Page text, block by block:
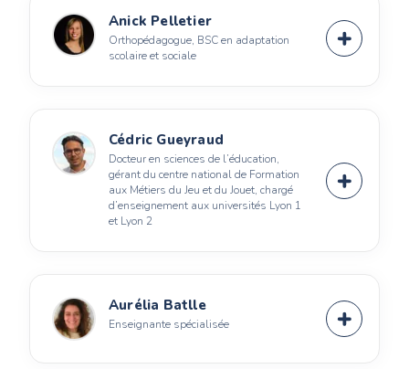
Anick Pelletier
Orthopédagogue, BSC en adaptation
scolaire et sociale
Cédric Gueyraud
Docteur en sciences de l’éducation,
gérant du centre national de Formation
aux Métiers du Jeu et du Jouet, chargé
d’enseignement aux universités Lyon 1
et Lyon 2
Aurélia Batlle
Enseignante spécialisée